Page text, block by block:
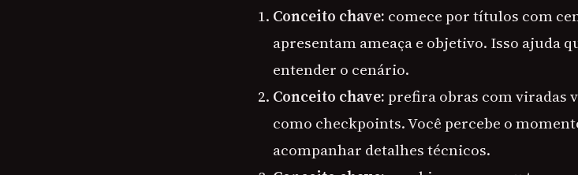
Conceito chave: comece por títulos com
apresentam ameaça e objetivo. Isso ajuda
entender o cenário.
Conceito chave:prefira obras com viradas
como checkpoints. Você percebe o
acompanhar detalhes técnicos.